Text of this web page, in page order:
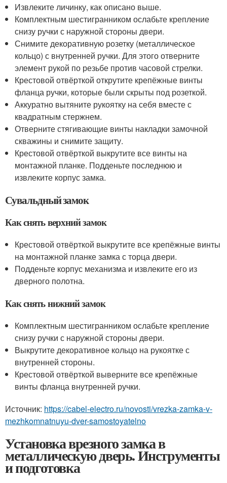
Извлеките личинку, как описано выше.
Комплектным шестигранником ослабьте крепление
снизу ручки с наружной стороны двери.
Снимите декоративную розетку (металлическое
кольцо) с внутренней ручки. Для этого отверните
элемент рукой по резьбе против часовой стрелки.
Крестовой отвёрткой открутите крепёжные винты
фланца ручки, которые были скрыты под розеткой.
Аккуратно вытяните рукоятку на себя вместе с
квадратным стержнем.
Отверните стягивающие винты накладки замочной
скважины и снимите защиту.
Крестовой отвёрткой выкрутите все винты на
монтажной планке. Подденьте последнюю и
извлеките корпус замка.
Сувальдный замок
Как снять верхний замок
Крестовой отвёрткой выкрутите все крепёжные винты
на монтажной планке замка с торца двери.
Подденьте корпус механизма и извлеките его из
дверного полотна.
Как снять нижний замок
Комплектным шестигранником ослабьте крепление
снизу ручки с наружной стороны двери.
Выкрутите декоративное кольцо на рукоятке с
внутренней стороны.
Крестовой отвёрткой выверните все крепёжные
винты фланца внутренней ручки.
Источник: https://cabel-electro.ru/novosti/vrezka-zamka-v-
mezhkomnatnuyu-dver-samostoyatelno
Установка врезного замка в
металлическую дверь. Инструменты
и подготовка